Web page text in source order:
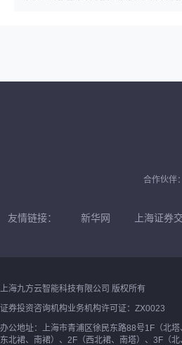
合作伙伴：
友情链接： 新华网 上海证券
上海九方云智能科技有限公司 版权所有
证券投资咨询机构业务机构许可证：ZX0023
办公地址：上海市青浦区徐民东路88号1F（北塔
东北裙、南裙）、2F（西北裙、南塔）、3F（北